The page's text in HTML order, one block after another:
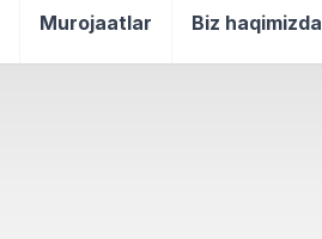
Murojaatlar Biz haqimizda